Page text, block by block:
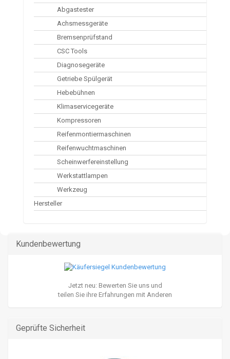
Abgastester
Achsmessgeräte
Bremsenprüfstand
CSC Tools
Diagnosegeräte
Getriebe Spülgerät
Hebebühnen
Klimaservicegeräte
Kompressoren
Reifenmontiermaschinen
Reifenwuchtmaschinen
Scheinwerfereinstellung
Werkstattlampen
Werkzeug
Hersteller
Kundenbewertung
Jetzt neu: Bewerten Sie uns und
teilen Sie ihre Erfahrungen mit Anderen
Geprüfte Sicherheit